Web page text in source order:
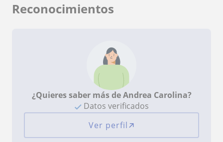
Reconocimientos
¿Quieres saber más de Andrea Carolina?
Datos verificados
Ver perfil